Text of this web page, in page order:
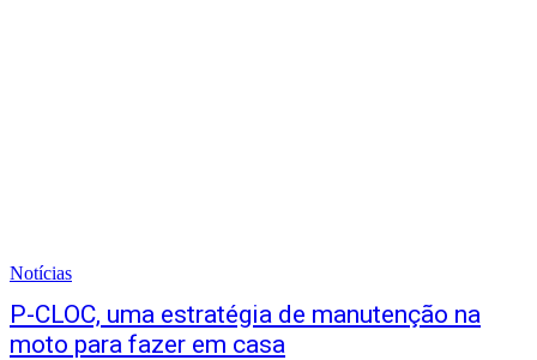
Notícias
P-CLOC, uma estratégia de manutenção na
moto para fazer em casa